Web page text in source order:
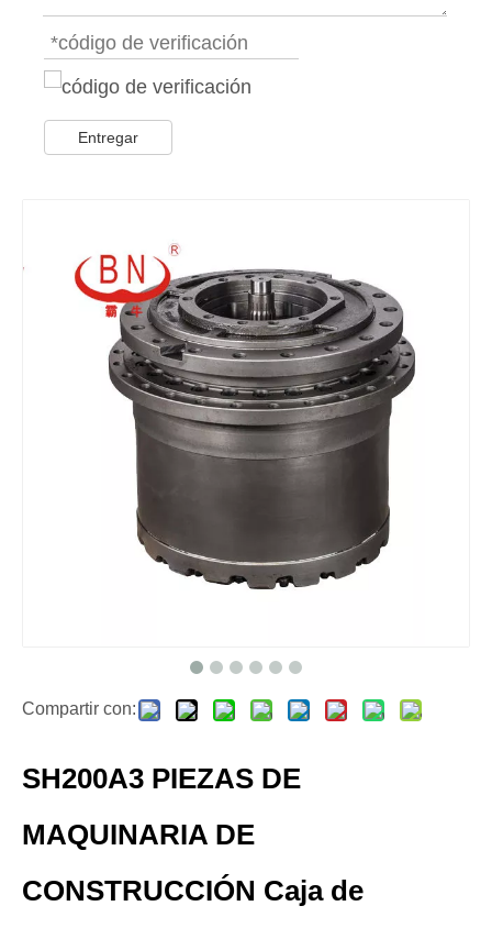
Entregar
Compartir con:
SH200A3 PIEZAS DE
MAQUINARIA DE
CONSTRUCCIÓN Caja de